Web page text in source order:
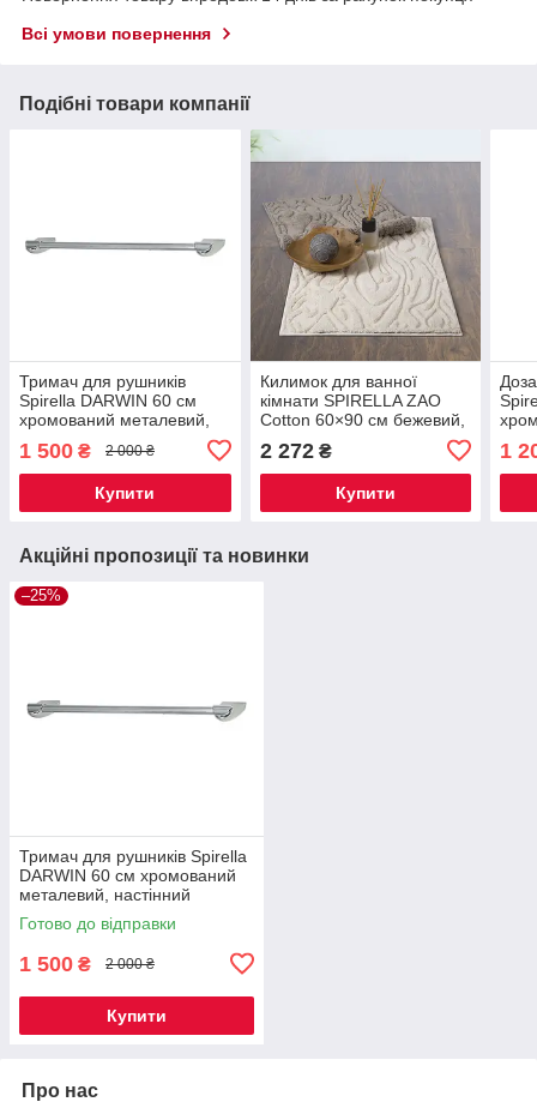
Всі умови повернення
Подібні товари компанії
Тримач для рушників
Spirella DARWIN 60 см
хромований металевий,
настінний рушникотримач
для ванної кімнати
1 500 ₴ 2 000 ₴
Купити
Килимок для ванної
кімнати SPIRELLA ZAO
Cotton 60×90 см бежевий,
натуральний бавовняний
килимок з антиковзною
основою
2 272₴
Купити
для
1
Акційні пропозиції та новинки
–25%
Тримач для рушників Spirella
DARWIN 60 см хромований
металевий, настінний
рушникотримач для ванної
кімнати
Готово до відправки
1 500 ₴ 2 000 ₴
Купити
Про нас